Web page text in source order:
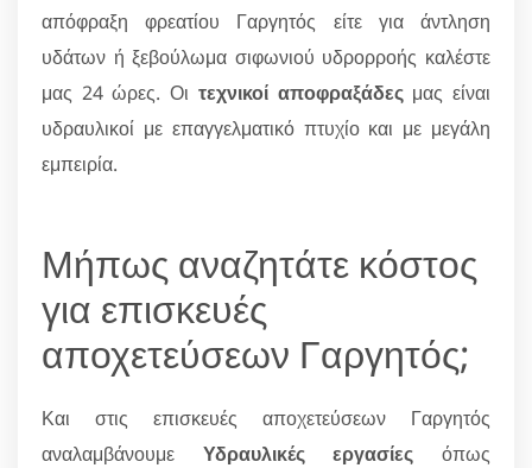
απόφραξη φρεατίου Γαργητός είτε για άντληση
υδάτων ή ξεβούλωμα σιφωνιού υδρορροής καλέστε
μας 24 ώρες. Οι τεχνικοί αποφραξάδεςμας είναι
υδραυλικοί με επαγγελματικό πτυχίο και με μεγάλη
εμπειρία.
Μήπως αναζητάτε κόστος
για επισκευές
αποχετεύσεων Γαργητός;
Και στις επισκευές αποχετεύσεων Γαργητός
αναλαμβάνουμε Υδραυλικές εργασίες όπως